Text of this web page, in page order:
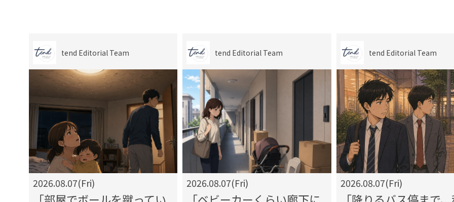
tend Editorial Team
2026.08.07(Fri)
「部屋でボールを蹴ってい
tend Editorial Team
2026.08.07(Fri)
「ベビーカーくらい廊下に
tend Editorial Team
2026.08.07(Fri)
「降りるバス停まで